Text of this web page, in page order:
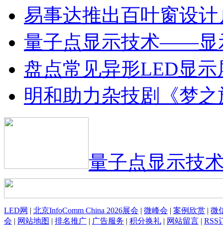
易事达推出百叶窗设
量子点显示技术——显
盘点常见异形LED显
明和助力杂技剧《梦
量子点显示技
LED网 | 北京InfoComm China 2026展会 | 微峰会 | 案例欣赏 | 微
会 | 网站地图 | 排名推广 | 广告服务 | 积分换礼 | 网站留言 | RSS